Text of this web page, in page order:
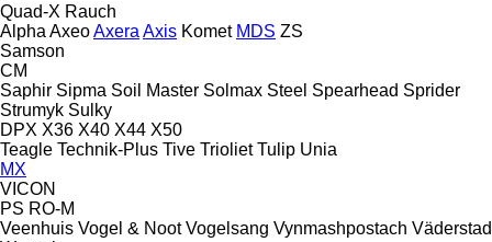
Quad-X Rauch
Alpha AxeoAxera Axis Komet MDS ZS
Samson
CM
Saphir Sipma Soil Master Solmax Steel Spearhead Sprider
Strumyk Sulky
DPX X36 X40 X44 X50
Teagle Technik-Plus Tive Trioliet Tulip Unia
MX
VICON
PS RO-M
Veenhuis Vogel & Noot Vogelsang Vynmashpostach Väderstad